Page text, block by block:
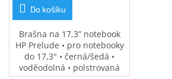
Do košíku
Brašna na 17,3” notebook
HP Prelude • pro notebooky
do 17,3" • černá/šedá •
voděodolná • polstrovaná